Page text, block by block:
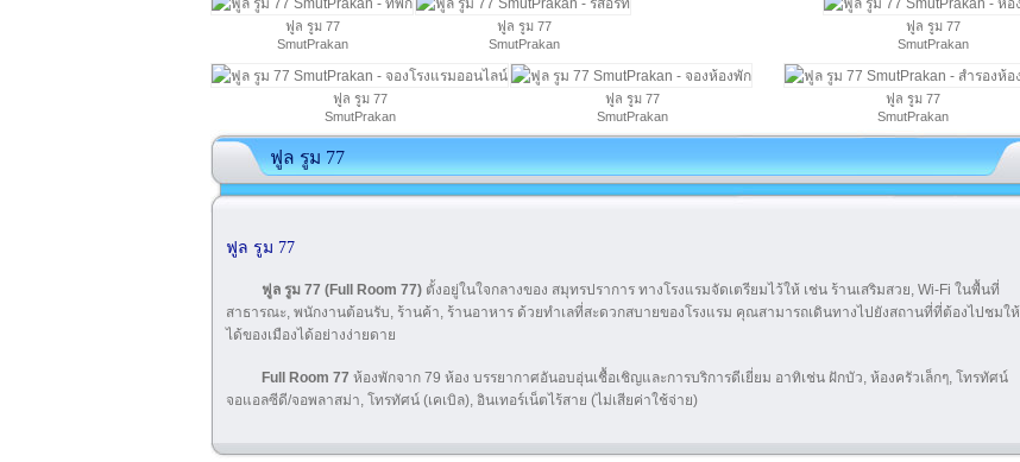
ฟูล รูม 77
SmutPrakan
ฟูล รูม 77
SmutPrakan
ฟูล รูม 77
SmutPrakan
ฟูล รูม 77
SmutPrakan
ฟูล รูม 77
SmutPrakan
ฟูล รูม 77
SmutPrakan
ฟูล รูม 77
ฟูล รูม 77
ฟูล รูม 77 (Full Room 77) ตั้งอยู่ในใจกลางของ สมุทรปราการ ทางโรงแรมจัดเตรียมไว้ให้ เช่น ร้านเสริมสวย, Wi-Fi ในพื้นที่
สาธารณะ, พนักงานต้อนรับ, ร้านค้า, ร้านอาหาร ด้วยทำเลที่สะดวกสบายของโรงแรม คุณสามารถเดินทางไปยังสถานที่ที่ต้องไปชมให้
ได้ของเมืองได้อย่างง่ายดาย
Full Room 77 ห้องพักจาก 79 ห้อง บรรยากาศอันอบอุ่นเชื้อเชิญและการบริการดีเยี่ยม อาทิเช่น ฝักบัว, ห้องครัวเล็กๆ, โทรทัศน์
จอแอลซีดี/จอพลาสม่า, โทรทัศน์ (เคเบิล), อินเทอร์เน็ตไร้สาย (ไม่เสียค่าใช้จ่าย)